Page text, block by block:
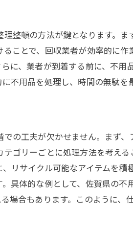
スマートに片付ける不用品管
引越し後の不用品を無駄な
不用品回収を効率化する秘
引越し後の整理整頓のポイ
快適な空間を作る不用品回
不用品回収で空間に余裕を
住まいを整える不用品管理
効率的な空間整理のための
整頓の方法が鍵となります。
ことで、回収業者が効率的に
に、業者が到着する前に、不
不用品を処理し、時間の無駄を
の工夫が欠かせません。まず
ゴリーごとに処理方法を考え
リサイクル可能なアイテムを
具体的な例として、佐賀県の
場合もあります。このように